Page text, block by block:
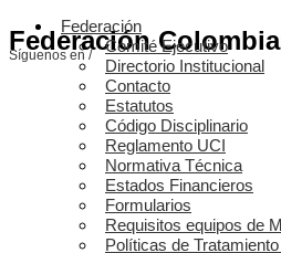
Federación
Síguenos en /
Federación
Comité Ejecutivo
Directorio Institucional
Contacto
Estatutos
Código Disciplinario
Reglamento UCI
Normativa Técnica
Estados Financieros
Formularios
Requisitos equipos de
Políticas de